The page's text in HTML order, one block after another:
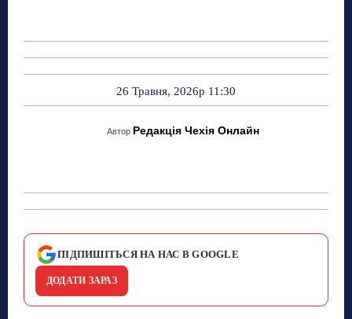
26 Травня, 2026р 11:30
Автор Редакція Чехія Онлайн
ПІДПИШІТЬСЯ НА НАС В GOOGLE
ДОДАТИ ЗАРАЗ